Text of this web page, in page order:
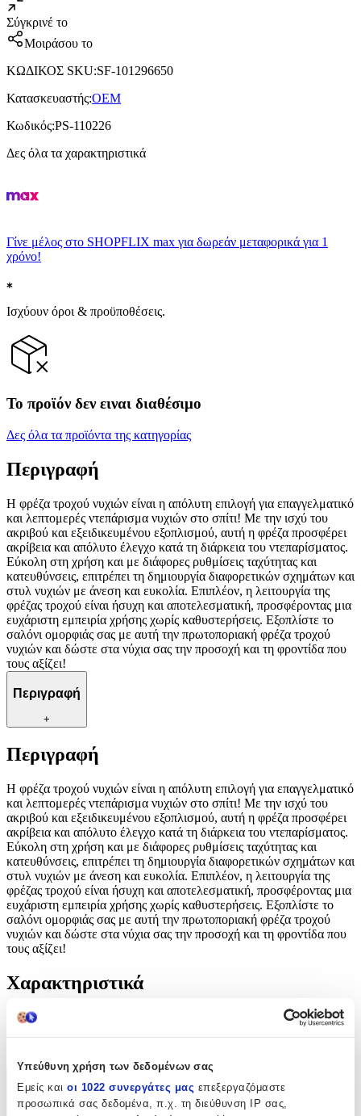
Υπεύθυνη χρήση των δεδομένων σας
Εμείς και οι 1022 συνεργάτες μας επεξεργαζόμαστε
προσωπικά σας δεδομένα, π.χ. τη διεύθυνση IP σας,
Σύγκρινέ το
Μοιράσου το
ΚΩΔΙΚΟΣ SKU:SF-101296650
Κατασκευαστής:OEM
Κωδικός:PS-110226
Δες όλα τα χαρακτηριστικά
Γίνε μέλος στο SHOPFLIX max για δωρεάν μεταφορικά για 1
χρόνο!
Ισχύουν όροι & προϋποθέσεις.
Το προϊόν δεν ειναι διαθέσιμο
Δες όλα τα προϊόντα της κατηγορίας
Περιγραφή
Η φρέζα τροχού νυχιών είναι η απόλυτη επιλογή για επαγγελματικό
και λεπτομερές ντεπάρισμα νυχιών στο σπίτι! Με την ισχύ του
ακριβού και εξειδικευμένου εξοπλισμού, αυτή η φρέζα προσφέρει
ακρίβεια και απόλυτο έλεγχο κατά τη διάρκεια του ντεπαρίσματος.
Εύκολη στη χρήση και με διάφορες ρυθμίσεις ταχύτητας και
κατευθύνσεις, επιτρέπει τη δημιουργία διαφορετικών σχημάτων και
στυλ νυχιών με άνεση και ευκολία. Επιπλέον, η λειτουργία της
φρέζας τροχού είναι ήσυχη και αποτελεσματική, προσφέροντας μια
ευχάριστη εμπειρία χρήσης χωρίς καθυστερήσεις. Εξοπλίστε το
σαλόνι ομορφιάς σας με αυτή την πρωτοποριακή φρέζα τροχού
νυχιών και δώστε στα νύχια σας την προσοχή και τη φροντίδα που
τους αξίζει!
Περιγραφή
+
Περιγραφή
Η φρέζα τροχού νυχιών είναι η απόλυτη επιλογή για επαγγελματικό
και λεπτομερές ντεπάρισμα νυχιών στο σπίτι! Με την ισχύ του
ακριβού και εξειδικευμένου εξοπλισμού, αυτή η φρέζα προσφέρει
ακρίβεια και απόλυτο έλεγχο κατά τη διάρκεια του ντεπαρίσματος.
Εύκολη στη χρήση και με διάφορες ρυθμίσεις ταχύτητας και
κατευθύνσεις, επιτρέπει τη δημιουργία διαφορετικών σχημάτων και
στυλ νυχιών με άνεση και ευκολία. Επιπλέον, η λειτουργία της
φρέζας τροχού είναι ήσυχη και αποτελεσματική, προσφέροντας μια
ευχάριστη εμπειρία χρήσης χωρίς καθυστερήσεις. Εξοπλίστε το
σαλόνι ομορφιάς σας με αυτή την πρωτοποριακή φρέζα τροχού
νυχιών και δώστε στα νύχια σας την προσοχή και τη φροντίδα που
τους αξίζει!
Χαρακτηριστικά
Κατασκευαστής
Χαρακτηριστικά